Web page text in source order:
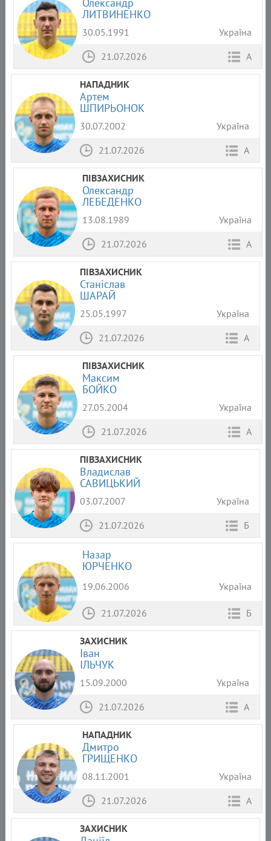
ЛИТВИНЕНКО
30.05.1991
Україна
21.07.2026
А
НАПАДНИК
Артем
ШПИРЬОНОК
30.07.2002
Україна
21.07.2026
А
ПІВЗАХИСНИК
Олександр
ЛЕБЕДЕНКО
13.08.1989
Україна
21.07.2026
А
ПІВЗАХИСНИК
Станіслав
ШАРАЙ
25.05.1997
Україна
21.07.2026
А
ПІВЗАХИСНИК
Максим
БОЙКО
27.05.2004
Україна
21.07.2026
А
ПІВЗАХИСНИК
Владислав
САВИЦЬКИЙ
03.07.2007
Україна
21.07.2026
Б
Назар
ЮРЧЕНКО
19.06.2006 Україна
21.07.2026 Б
ЗАХИСНИК
Іван
ІЛЬЧУК
15.09.2000
Україна
21.07.2026
А
НАПАДНИК
Дмитро
ГРИЩЕНКО
08.11.2001
Україна
21.07.2026
А
ЗАХИСНИК